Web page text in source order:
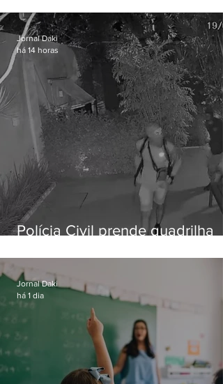
Polícia Civil prende quadrilha
residências de luxo no Rio
Jornal Daki
há 14 horas
Jornal Daki
há 1 dia